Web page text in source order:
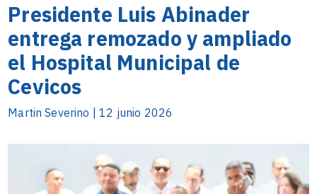
Presidente Luis Abinader
entrega remozado y ampliado
el Hospital Municipal de
Cevicos
Martin Severino | 12 junio 2026